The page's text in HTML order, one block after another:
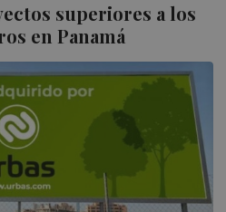
superiores a los
en Panamá